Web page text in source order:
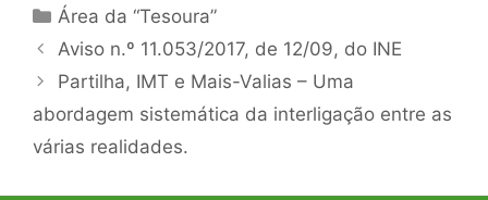
Categorias
Área da “Tesoura”
Navegação
de
Aviso n.º 11.053/2017, de 12/09, do INE
Partilha, IMT e Mais-Valias – Uma
abordagem sistemática da interligação entre as
várias realidades.